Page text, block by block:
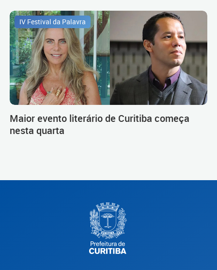
IV Festival da Palavra
Maior evento literário de Curitiba começa
nesta quarta